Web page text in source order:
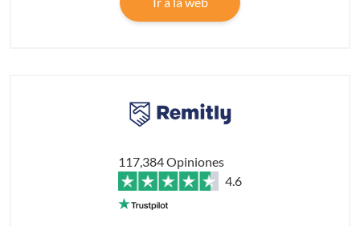
117,384 Opiniones
4.6